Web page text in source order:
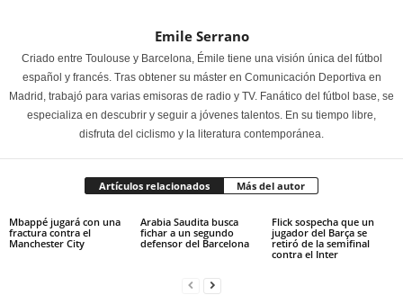
Emile Serrano
Criado entre Toulouse y Barcelona, Émile tiene una visión única del fútbol
español y francés. Tras obtener su máster en Comunicación Deportiva en
Madrid, trabajó para varias emisoras de radio y TV. Fanático del fútbol base, se
especializa en descubrir y seguir a jóvenes talentos. En su tiempo libre,
disfruta del ciclismo y la literatura contemporánea.
Artículos relacionados Más del autor
Mbappé jugará con una
fractura contra el
Manchester City
Arabia Saudita busca
fichar a un segundo
defensor del Barcelona
Flick sospecha que un
jugador del Barça se
retiró de la semifinal
contra el Inter